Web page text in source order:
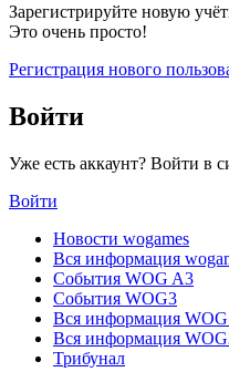
Зарегистрируйте новую
Это очень просто!
Регистрация нового
Войти
Уже есть аккаунт? Войти в
Войти
Новости wogames
Вся информация
События WOG A3
События WOG3
Вся информация
Вся информация
Трибунал